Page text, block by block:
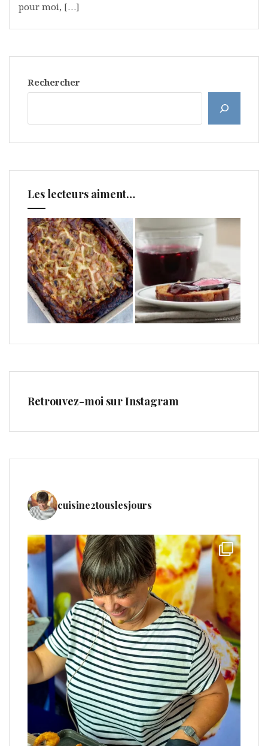
pour moi, […]
Rechercher
Les lecteurs aiment…
Retrouvez-moi sur Instagram
cuisine2touslesjours